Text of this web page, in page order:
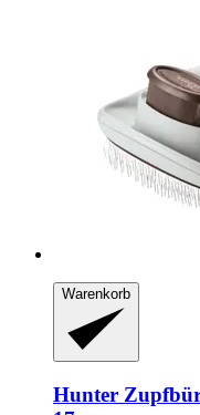
Warenkorb
Hunter